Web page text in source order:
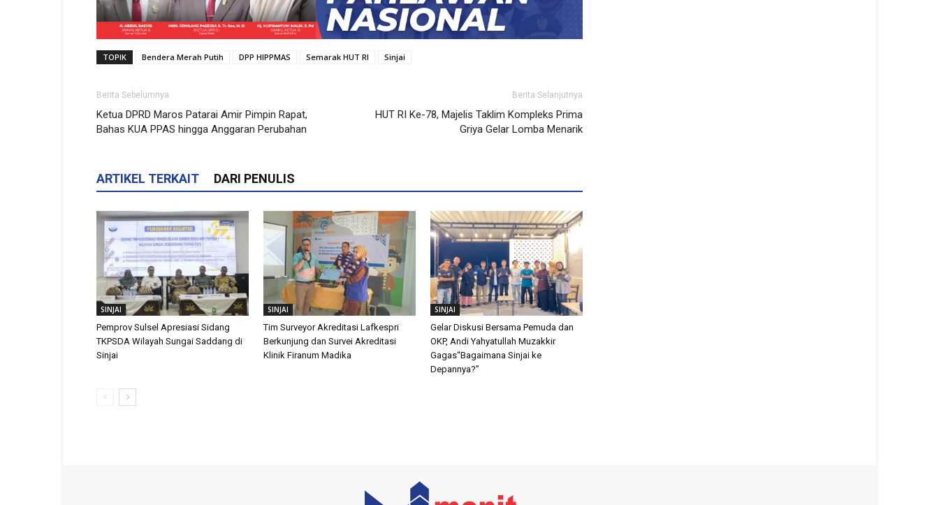
TOPIK Bendera Merah Putih DPP HIPPMAS Semarak HUT RI Sinjai
Berita Sebelumnya
Ketua DPRD Maros Patarai Amir Pimpin Rapat,
Bahas KUA PPAS hingga Anggaran Perubahan
Berita Selanjutnya
HUT RI Ke-78, Majelis Taklim Kompleks Prima
Griya Gelar Lomba Menarik
ARTIKEL TERKAIT DARI PENULIS
SINJAI
Pemprov Sulsel Apresiasi Sidang
TKPSDA Wilayah Sungai Saddang di
Sinjai
SINJAI
Tim Surveyor Akreditasi Lafkespri
Berkunjung dan Survei Akreditasi
Klinik Firanum Madika
SINJAI
Gelar Diskusi Bersama Pemuda dan
OKP, Andi Yahyatullah Muzakkir
Gagas“Bagaimana Sinjai ke
Depannya?”